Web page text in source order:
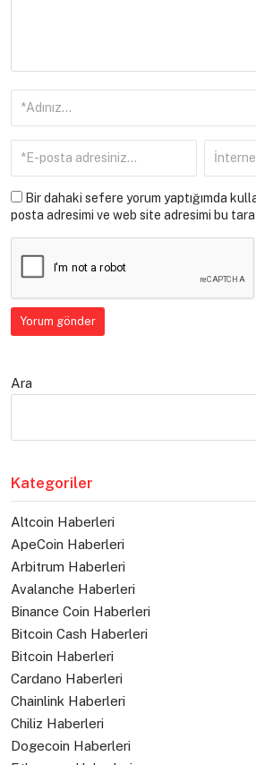
Bir dahaki sefere yorum yaptığımda
posta adresimi ve web site adresimi bu
Ara
Kategoriler
Altcoin Haberleri
ApeCoin Haberleri
Arbitrum Haberleri
Avalanche Haberleri
Binance Coin Haberleri
Bitcoin Cash Haberleri
Bitcoin Haberleri
Cardano Haberleri
Chainlink Haberleri
Chiliz Haberleri
Dogecoin Haberleri